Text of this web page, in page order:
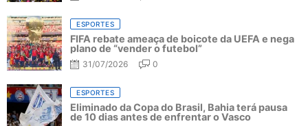
ESPORTES
FIFA rebate ameaça de boicote da UEFA e nega
plano de “vender o futebol”
31/07/2026 0
ESPORTES
Eliminado da Copa do Brasil, Bahia terá pausa
de 10 dias antes de enfrentar o Vasco